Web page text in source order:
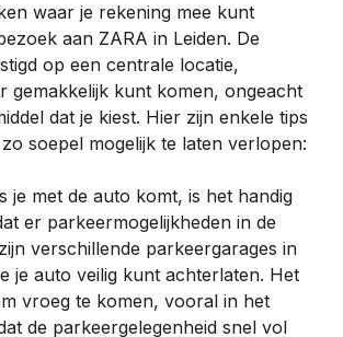
waar je rekening mee kunt
aan ZARA in Leiden. De
op een centrale locatie,
gemakkelijk kunt komen, ongeacht
dat je kiest. Hier zijn enkele tips
soepel mogelijk te laten verlopen:
je met de auto komt, is het handig
er parkeermogelijkheden in de
verschillende parkeergarages in
je auto veilig kunt achterlaten. Het
vroeg te komen, vooral in het
de parkeergelegenheid snel vol